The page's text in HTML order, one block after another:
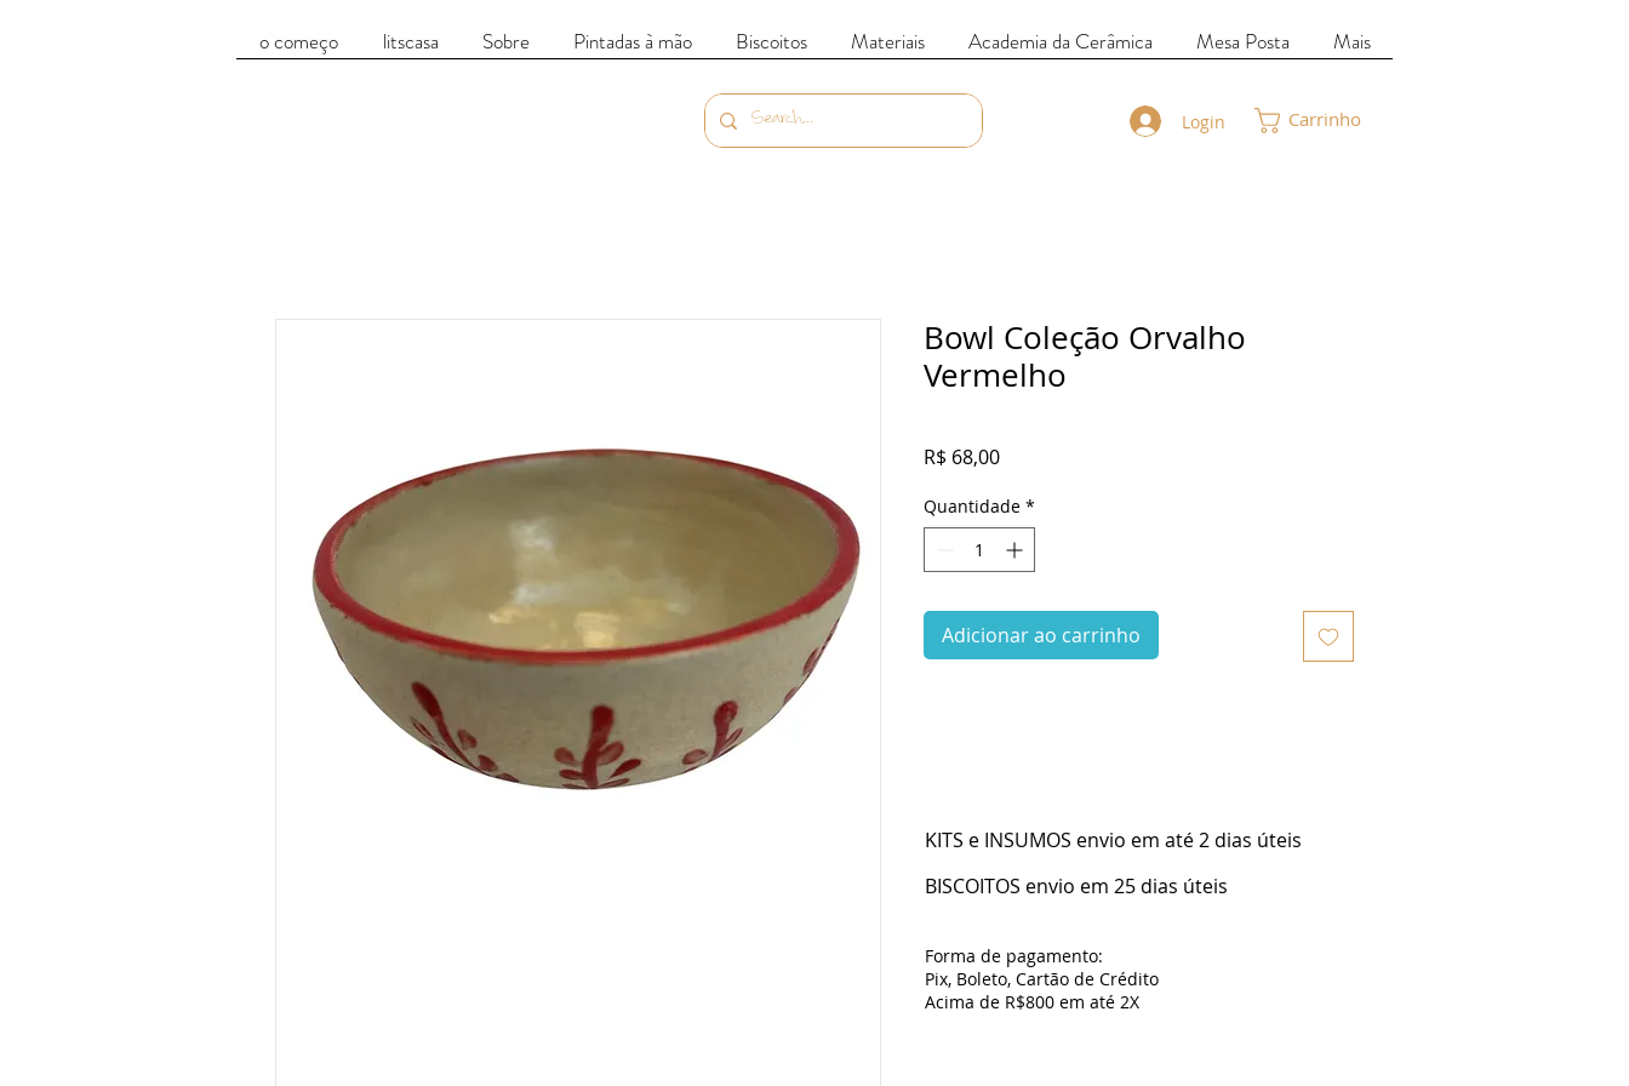
o começo litscasa Sobre Pintadas à mão Biscoitos Materiais Academia da Cerâmica Mesa Posta Mais
Login Carrinho
Bowl Coleção Orvalho
Vermelho
R$ 68,00Preço
Quantidade *
Adicionar ao carrinho
KITS e INSUMOS envio em até 2 dias úteis
BISCOITOS envio em 25 dias úteis
Forma de pagamento:
Pix, Boleto, Cartão de Crédito
Acima de R$800 em até 2X